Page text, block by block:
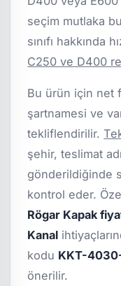
seçim mutlaka
sınıfı hakkında
C250 ve D400
Bu ürün için net
şartnamesi ve
tekliflendirilir.
şehir, teslimat
gönderildiğinde
kontrol eder.
Rögar Kapak
Kanal
kodu KKT-
önerilir.